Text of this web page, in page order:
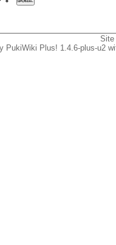
PukiWiki Plus! 1.4.6-plus-u2